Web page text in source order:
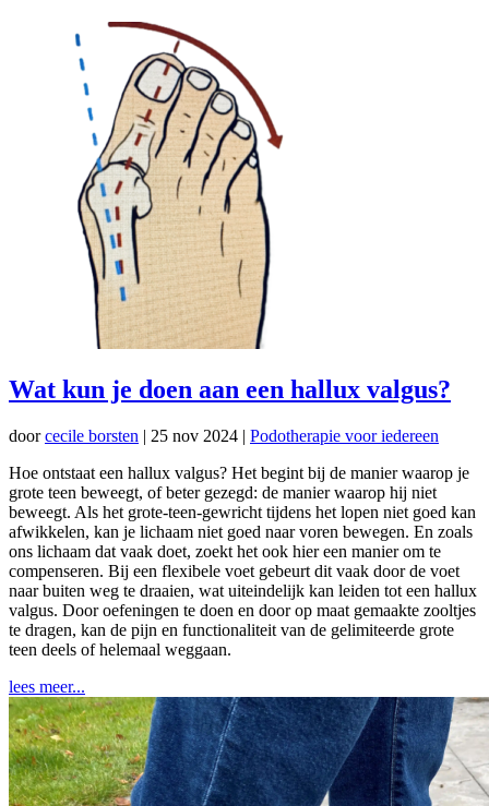
Wat kun je doen aan een hallux valgus?
doorcecile borsten | 25 nov 2024 | Podotherapie voor iedereen
Hoe ontstaat een hallux valgus? Het begint bij de manier waarop je
grote teen beweegt, of beter gezegd: de manier waarop hij niet
beweegt. Als het grote-teen-gewricht tijdens het lopen niet goed kan
afwikkelen, kan je lichaam niet goed naar voren bewegen. En zoals
ons lichaam dat vaak doet, zoekt het ook hier een manier om te
compenseren. Bij een flexibele voet gebeurt dit vaak door de voet
naar buiten weg te draaien, wat uiteindelijk kan leiden tot een hallux
valgus. Door oefeningen te doen en door op maat gemaakte zooltjes
te dragen, kan de pijn en functionaliteit van de gelimiteerde grote
teen deels of helemaal weggaan.
lees meer...